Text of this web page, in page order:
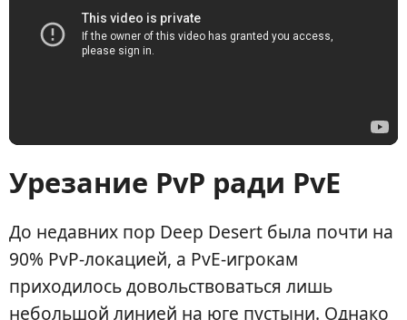
Урезание PvP ради PvE
До недавних пор Deep Desert была почти на
90% PvP-локацией, а PvE-игрокам
приходилось довольствоваться лишь
небольшой линией на юге пустыни. Однако